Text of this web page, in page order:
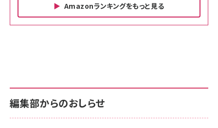
Amazonランキングをもっと見る
￥880
anan(アンアン)2026/06/24号 No.2500増刊
スペシャルエディション[王道エンタメの矜持／
サポート正規品 メーカー保証5年 KLMEA128G
NIMASO ガラスフィルム iPhone 17 用 保護フィ
サポート正規品 メーカー保証5年 KLMEA128G
Amazon eギフトカード - Amazonロゴ - クラ
編集部からのおしらせ